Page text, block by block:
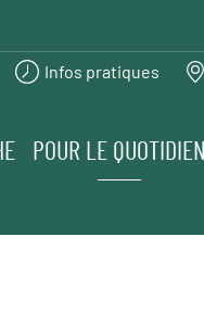
DES HUMANITÉS
Infos pratiques
POUR LE QUOTIDIEN